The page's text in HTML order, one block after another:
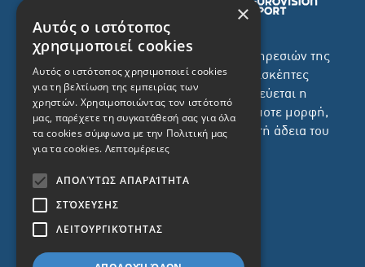
Το σύνολο του περιεχομένου και των υπηρεσιών της
ιστοσελίδας του ΡΙΚ διατίθεται στους επισκέπτες
αυστηρά για προσωπική χρήση. Απαγορεύεται η
χρήση ή επανεκπομπή του, σε οποιοδήποτε μορφή,
με ή χωρίς επεξεργασία και χωρίς γραπτή άδεια του
ΡΙΚ.
ΠΟΛΙΤΙΚΗ ΑΠΟΡΡΗΤΟΥ
×
Αυτός ο ιστότοπος
χρησιμοποιεί cookies
Αυτός ο ιστότοπος χρησιμοποιεί cookies
για τη βελτίωση της εμπειρίας των
χρηστών. Χρησιμοποιώντας τον ιστότοπό
μας, παρέχετε τη συγκατάθεσή σας για όλα
τα cookies σύμφωνα με την Πολιτική μας
για τα cookies. Λεπτομέρειες
ΑΠΟΛΎΤΩΣ ΑΠΑΡΑΊΤΗΤΑ
ΣΤΌΧΕΥΣΗΣ
ΛΕΙΤΟΥΡΓΙΚΌΤΗΤΑΣ